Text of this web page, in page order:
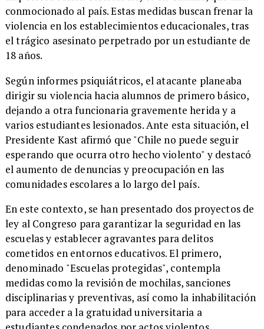
conmocionado al país. Estas medidas buscan frenar la
violencia en los establecimientos educacionales, tras
el trágico asesinato perpetrado por un estudiante de
18 años.
Según informes psiquiátricos, el atacante planeaba
dirigir su violencia hacia alumnos de primero básico,
dejando a otra funcionaria gravemente herida y a
varios estudiantes lesionados. Ante esta situación, el
Presidente Kast afirmó que "Chile no puede seguir
esperando que ocurra otro hecho violento" y destacó
el aumento de denuncias y preocupación en las
comunidades escolares a lo largo del país.
En este contexto, se han presentado dos proyectos de
ley al Congreso para garantizar la seguridad en las
escuelas y establecer agravantes para delitos
cometidos en entornos educativos. El primero,
denominado "Escuelas protegidas", contempla
medidas como la revisión de mochilas, sanciones
disciplinarias y preventivas, así como la inhabilitación
para acceder a la gratuidad universitaria a